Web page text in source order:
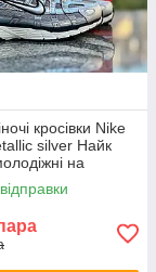
кросівки Nike
silver Найк
на
літо